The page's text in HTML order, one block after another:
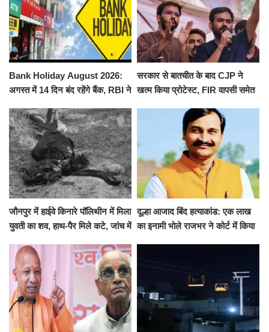
Bank Holiday August 2026:
अगस्त में 14 दिन बंद रहेंगे बैंक, RBI ने
सरकार से बातचीत के बाद CJP ने
खत्म किया प्रोटेस्ट, FIR वापसी समेत
जौनपुर में हाईवे किनारे पॉलिथीन में मिला
युवती का शव, हाथ-पैर मिले कटे, जांच में
दूल्हा आजाद बिंद हत्याकांड: एक लाख
का इनामी भोले राजभर ने कोर्ट में किया